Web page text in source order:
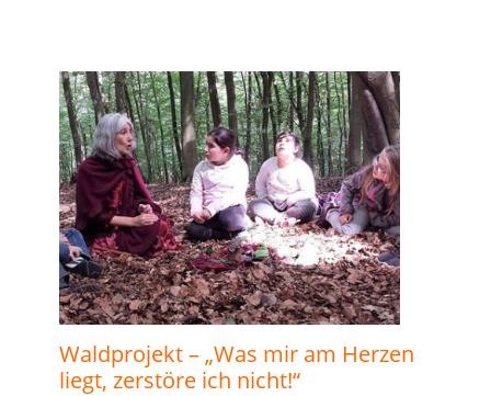
Waldprojekt – „Was mir am Herzen
liegt, zerstöre ich nicht!“